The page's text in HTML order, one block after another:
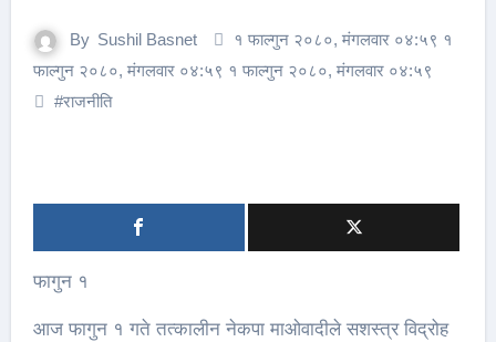
By Sushil Basnet
१ फाल्गुन २०८०, मंगलवार ०४:५९ १
फाल्गुन २०८०, मंगलवार ०४:५९ १ फाल्गुन २०८०, मंगलवार ०४:५९
#राजनीति
फागुन १
आज फागुन १ गते तत्कालीन नेकपा माओवादीले सशस्त्र विद्रोह